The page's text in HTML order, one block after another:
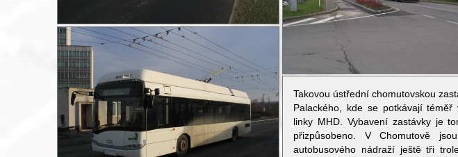
Takovou ústřední chomutovskou
Palackého, kde se potkávají téměř
linky MHD. Vybavení zastávky je
přizpůsobeno. V Chomutově
autobusového nádraží ještě tři